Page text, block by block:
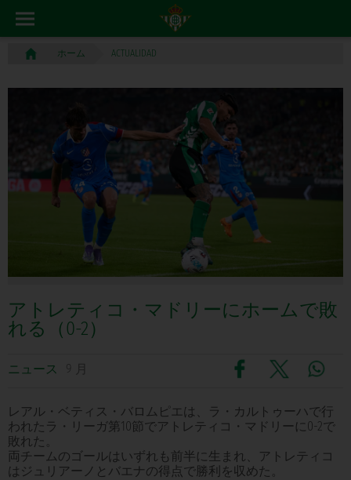
ホーム ACTUALIDAD
アトレティコ・マドリーにホームで敗
れる（0-2）
ニュース 9 月
レアル・ベティス・バロムピエは、ラ・カルトゥーハで行
われたラ・リーガ第10節でアトレティコ・マドリーに0-2で
敗れた。
両チームのゴールはいずれも前半に生まれ、アトレティコ
はジュリアーノとバエナの得点で勝利を収めた。